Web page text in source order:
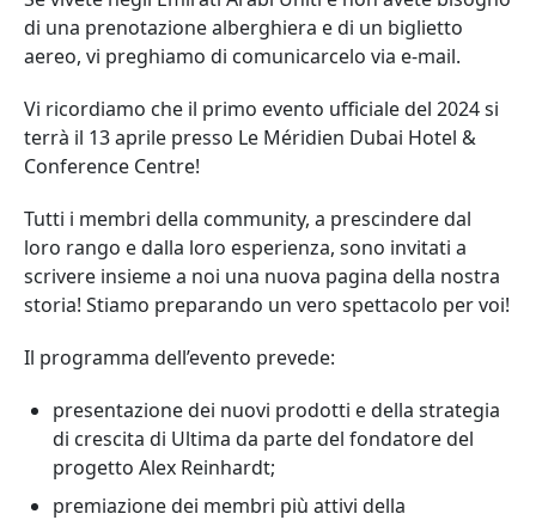
di una prenotazione alberghiera e di un biglietto
aereo, vi preghiamo di comunicarcelo via e-mail.
Vi ricordiamo che il primo evento ufficiale del 2024 si
terrà il 13 aprile presso Le Méridien Dubai Hotel &
Conference Centre!
Tutti i membri della community, a prescindere dal
loro rango e dalla loro esperienza, sono invitati a
scrivere insieme a noi una nuova pagina della nostra
storia! Stiamo preparando un vero spettacolo per voi!
Il programma dell’evento prevede:
presentazione dei nuovi prodotti e della strategia
di crescita di Ultima da parte del fondatore del
progetto Alex Reinhardt;
premiazione dei membri più attivi della